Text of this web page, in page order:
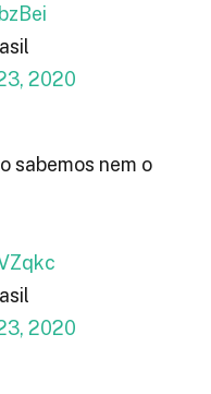
2020
sabemos nem o
2020